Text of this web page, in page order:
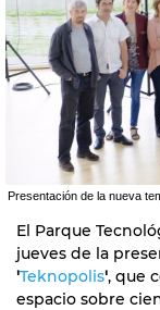
Presentación de la nueva
El Parque
jueves de la
'Teknopolis', que
espacio sobre